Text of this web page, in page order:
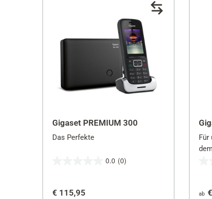
Gigaset PREMIUM 300
Das Perfekte
0.0 (0)
5
€ 115,95
Für
5
ab